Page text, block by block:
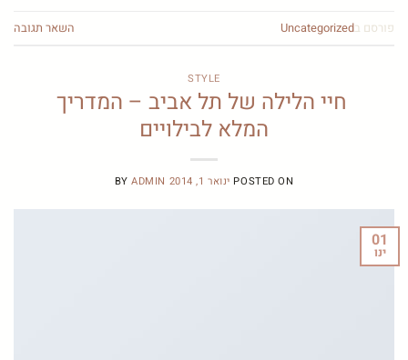
פורסם בUncategorized השאר תגובה
STYLE
חיי הלילה של תל אביב – המדריך
המלא לבילויים
POSTED ON ינואר 1, 2014 BYADMIN
01
ינו